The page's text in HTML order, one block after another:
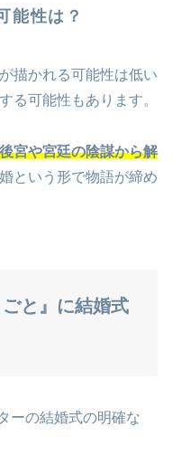
能性は？
描かれる可能性は低い
る可能性もあります。
宮や宮廷の陰謀から解
という形で物語が締め
と』に結婚式
ーの結婚式の明確な